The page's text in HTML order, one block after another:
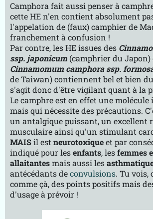
Camphora fait aussi penser à
cette HE n'en contient absolument
l'appelation de (faux) camphier de
franchement à confusion !
Par contre, les HE issues des
ssp. japonicum (camphrier du Japon)
Cinnamomum camphora ssp.
de Taiwan) contiennent bel et bien
s'agit donc d'être vigilant quant à la
Le camphre est en effet une
mais qui nécessite des précautions.
un antalgique puissant, un excellent
musculaire ainsi qu'un stimulant
MAISil estneurotoxiqueet par
indiqué pour lesenfants, lesfemmes
allaitantesmais aussi les
antécédants deconvulsions. Tu vois,
comme çà, des points positifs mais
d'usage à prévoir !